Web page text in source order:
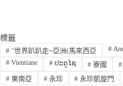
標籤
#"世界趴趴走~亞洲(馬來西亞 #
#Vientiane #ປະຕູໄຊ # 寮國 #
#東南亞 #永珍 # 永珍凱旋門